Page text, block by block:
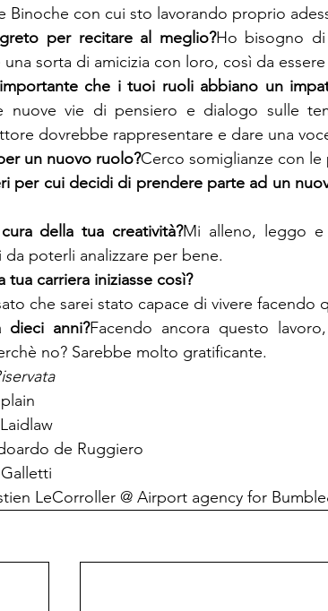
Binoche con cui sto lavorando proprio
per recitare al meglio?Ho bisogno
una sorta di amicizia con loro, così da
che i tuoi ruoli abbiano un
nuove vie di pensiero e dialogo sulle
dovrebbe rappresentare e dare una
un nuovo ruolo?Cerco somiglianze con
per cui decidi di prendere parte ad un
della tua creatività?Mi alleno, leggo e
poterli analizzare per bene.
che sarei stato capace di vivere facendo
anni?Facendo ancora questo
no? Sarebbe molto gratificante.
LeCorroller @ Airport agency for